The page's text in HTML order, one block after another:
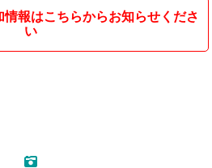
報はこちらからお知らせくださ
い